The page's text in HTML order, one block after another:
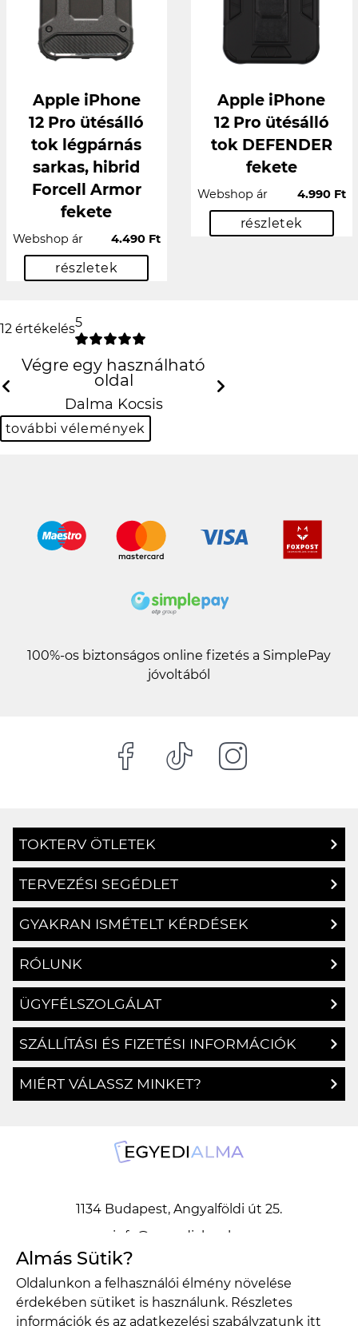
Apple iPhone
12 Pro ütésálló
tok légpárnás
sarkas, hibrid
Forcell Armor
fekete
Webshop ár 4.490 Ft
részletek
Apple iPhone
12 Pro ütésálló
tok DEFENDER
fekete
Webshop ár 4.990 Ft
részletek
12 értékelés5
Végre egy használható oldal
Dalma Kocsis
Previous
további vélemények
100%-os biztonságos online fizetés a SimplePay
jóvoltából
TOKTERV ÖTLETEK
TERVEZÉSI SEGÉDLET
GYAKRAN ISMÉTELT KÉRDÉSEK
RÓLUNK
ÜGYFÉLSZOLGÁLAT
SZÁLLÍTÁSI ÉS FIZETÉSI INFORMÁCIÓK
MIÉRT VÁLASSZ MINKET?
1134 Budapest, Angyalföldi út 25.
info@egyedialma.hu
1134 Budapest, Angyalföldi út 25.
info@egyedialma.hu
Almás Sütik?
Oldalunkon a felhasználói élmény növelése
érdekében sütiket is használunk. Részletes
információk és az adatkezelési szabályzatunk itt